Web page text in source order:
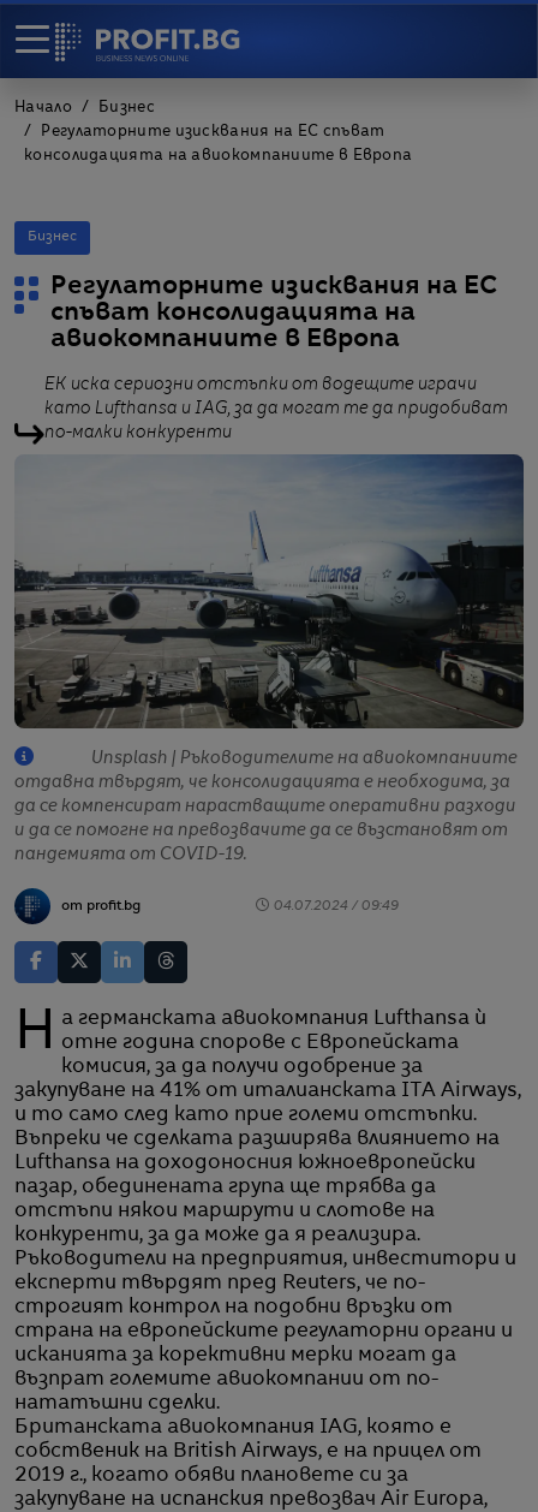
Начало
Бизнес
Регулаторните изисквания на ЕС спъват
консолидацията на авиокомпаниите в Европа
Бизнес
Регулаторните изисквания на ЕС
спъват консолидацията на
авиокомпаниите в Европа
EK иска сериозни отстъпки от водещите играчи
като Lufthansa и IAG, за да могат те да придобиват
по-малки конкуренти
Unsplash | Ръководителите на авиокомпаниите
отдавна твърдят, че консолидацията е необходима, за
да се компенсират нарастващите оперативни разходи
и да се помогне на превозвачите да се възстановят от
пандемията от COVID-19.
от profit.bg 04.07.2024 / 09:49
На германската авиокомпания Lufthansa ѝ
отне година спорове с Европейската
комисия, за да получи одобрение за
закупуване на 41% от италианската ITA Airways,
и то само след като прие големи отстъпки.
Въпреки че сделката разширява влиянието на
Lufthansa на доходоносния южноевропейски
пазар, обединената група ще трябва да
отстъпи някои маршрути и слотове на
конкуренти, за да може да я реализира.
Ръководители на предприятия, инвеститори и
експерти твърдят пред Reuters, че по-
строгият контрол на подобни връзки от
страна на европейските регулаторни органи и
исканията за корективни мерки могат да
възпрат големите авиокомпании от по-
нататъшни сделки.
Британската авиокомпания IAG, която е
собственик на British Airways, е на прицел от
2019 г., когато обяви плановете си за
закупуване на испанския превозвач Air Europa,